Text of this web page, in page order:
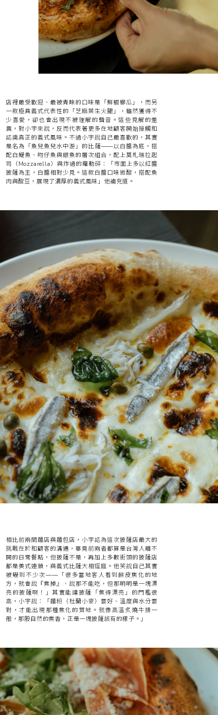
店裡最受歡迎、最被青睞的口味是「鮮蝦櫛瓜」，而另
一款極具義式代表性的「芝麻葉生火腿」，雖然獲得不
少喜愛，卻也會出現不被理解的聲音。這些見解的差
異，對小宇來說，反而代表著更多在地顧客開始接觸和
認識真正的義式風味。不過小宇說自己最喜歡的，其實
是名為「魚兒魚兒水中游」的比薩——以白醬為底，搭
配白鯷魚、吻仔魚與銀魚的層次組合，配上莫札瑞拉起
司（Mozzarella）與炸過的蘿勒碎：「市面上多以紅醬
披薩為主，白醬相對少見。這款白醬口味微酸，搭配魚
肉與酸豆，展現了濃厚的義式風味」他補充道。
相比前兩間麵店與麵包店，小宇認為這次披薩店最大的
挑戰在於和顧客的溝通，畢竟前兩者都算是台灣人離不
開的日常餐點，但披薩不是，再加上多數街頭的披薩店
都是美式連鎖，與義式比薩大相逕庭。他笑說自己其實
被嚇到不少次——「很多當地客人看到餅皮焦化的地
方，就會說『焦掉』、說那不能吃，但那明明是一塊漂
亮的披薩啊！」其實能讓披薩「焦得漂亮」的門檻很
高，小宇說：「麵粉（杜蘭小麥）要好、溫度與水分要
對，才能出現那種焦化的質地。就像高溫炙燒牛排一
般，那股自然的焦香，正是一塊披薩該有的樣子。」